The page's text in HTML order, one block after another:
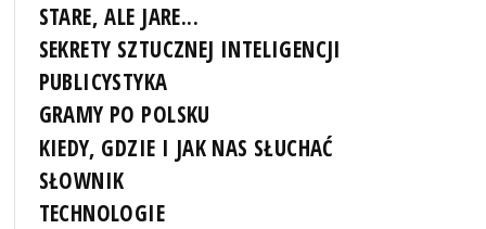
STARE, ALE JARE...
SEKRETY SZTUCZNEJ INTELIGENCJI
PUBLICYSTYKA
GRAMY PO POLSKU
KIEDY, GDZIE I JAK NAS SŁUCHAĆ
SŁOWNIK
TECHNOLOGIE